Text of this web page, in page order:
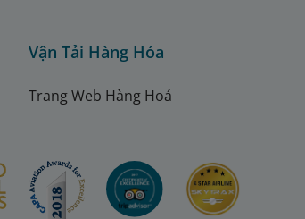
Vận Tải Hàng Hóa
Trang Web Hàng Hoá